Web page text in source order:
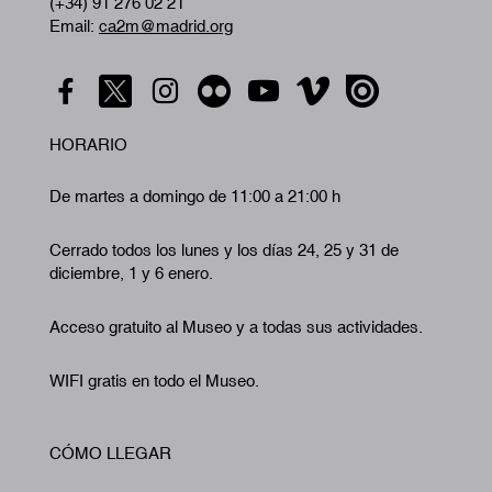
Email: ca2m@madrid.org
HORARIO
De martes a domingo de 11:00 a 21:00 h
Cerrado todos los lunes y los días 24, 25 y 31 de
diciembre, 1 y 6 enero.
Acceso gratuito al Museo y a todas sus actividades.
WIFI gratis en todo el Museo.
CÓMO LLEGAR